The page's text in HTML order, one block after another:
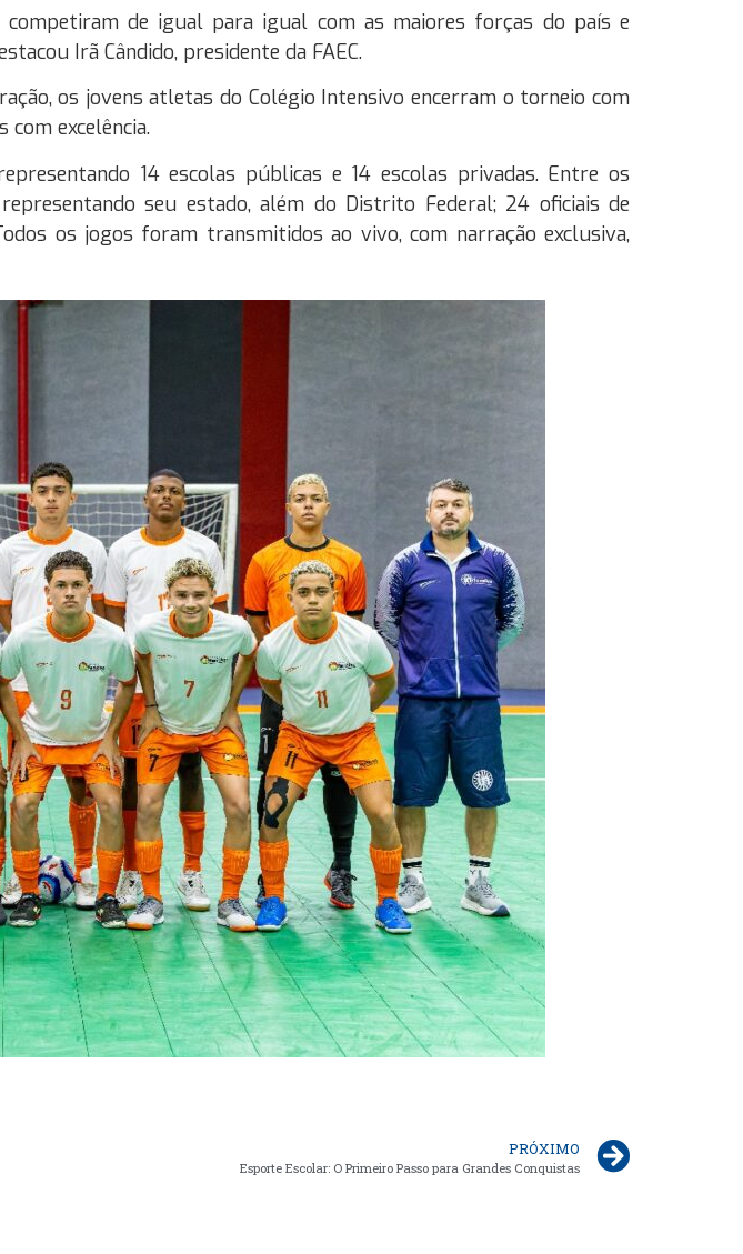
de igual para igual com as maiores forças do país e
Irã Cândido, presidente da FAEC.
os jovens atletas do Colégio Intensivo encerram o torneio com
excelência.
14 escolas públicas e 14 escolas privadas. Entre os
seu estado, além do Distrito Federal; 24 oficiais de
os jogos foram transmitidos ao vivo, com narração exclusiva,
PRÓXIMO
Esporte Escolar: O Primeiro Passo para Grandes Conquistas